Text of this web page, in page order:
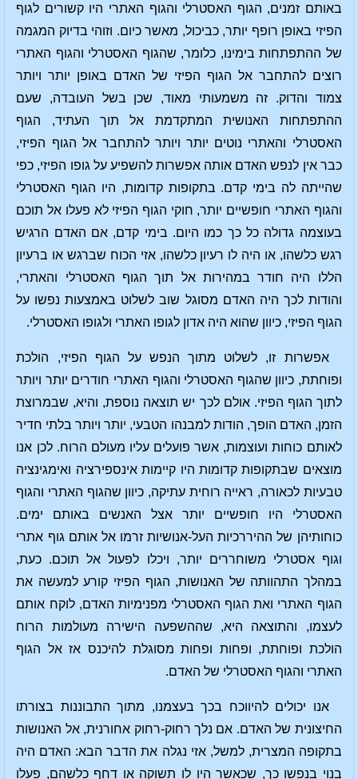
באותם זמנים, הגוף האסטרלי והגוף האתרי היו קשורים לגוף
הפיזי באופן רופף יותר, כביכול, מאשר כיום. וזוהי בדיוק המגמה
של ההתפתחות בימינו, כלומר, שהגוף האסטרלי והגוף האתרי
רוצים להתחבר אל הגוף הפיזי של האדם באופן יותר ויותר
צמוד והדוק. זה משמעותי מאוד, שכן בשל העובדה, שעם
ההתפתחות האנושית המתקדמת אל תוך העתיד, הגוף
האסטרלי והאתרי נוטים יותר ויותר להתחבר אל הגוף הפיזי,
כבר אין לנפש האדם אותה אפשרות להשפיע על גופו הפיזי, כפי
שהייתה לה בימי קדם. בתקופות קדומות, היו הגוף האסטרלי
והגוף האתרי חופשיים יותר, חוקי הגוף הפיזי לא פעלו אל תוכם
בעוצמה גדולה כל כך כמו היום. בימי קדם, אם האדם הרגיש
רגש כלשהו, או היה לו רעיון כלשהו, אזי הכוח שברגש או ברעיון
הללו היה חודר במהירות אל תוך הגוף האסטרלי והאתרי,
והודות לכך היה האדם מסוגל שוב לשלוט באמצעות נפשו על
הגוף הפיזי, כיוון שהוא היה אדון לגופו האתרי ולגופו האסטרלי.
אפשרות זו, לשלוט מתוך הנפש על הגוף הפיזי, הולכת
ופוחתת, כיוון שהגוף האסטרלי והגוף האתרי חודרים יותר ויותר
לתוך הגוף הפיזי. אולם לכך יש תוצאה נוספת, והיא, שבמרוצת
הזמן, האדם הופך, הודות למבנהו הטבעי, יותר ויותר בלתי חדיר
לאותם כוחות ועוצמות, אשר פועלים עליו מעולם הרוח. לכן אנו
מוצאים שבתקופות קדומות היו קיימות אינספירציה ואימגינציה
טבעיות לכאורה, ראייה רוחית עתיקה, כיוון שהגוף האתרי והגוף
האסטרלי היו חופשיים יותר אצל האנשים באותם ימים.
כוחותיהן של ההיררכיות העל-אנושיות זרמו אל אותם גוף אתרי
וגוף אסטרלי משוחררים יותר, ויכלו לפעול אל תוכם. כעת,
במהלך התהוותה של האנושות, הגוף הפיזי קורע למעשה את
הגוף האתרי ואת הגוף האסטרלי מפנימיות האדם, לוקח אותם
לעצמו, והתוצאה היא, שההשפעה הישירה מעולמות הרוח
הולכת ופוחתת, ופחות ופחות מסוגלת להיכנס אז אל הגוף
האתרי והגוף האסטרלי של האדם.
אנו יכולים להיווכח בכך בעצמנו, מתוך התבוננות בצורתו
החיצונית של האדם. אם נלך רחוק-רחוק אחורנית, אל האנושות
בתקופה המצרית, למשל, אזי נגלה את הדבר הבא: האדם היה
בנוי בנפשו כך, שכאשר היו לו תשוקה או דחף כלשהם, פעלו